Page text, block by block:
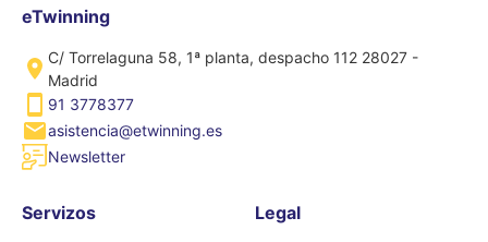
eTwinning
C/ Torrelaguna 58, 1ª planta, despacho 112 28027 -
Madrid
91 3778377
asistencia@etwinning.es
Newsletter
Servizos Legal